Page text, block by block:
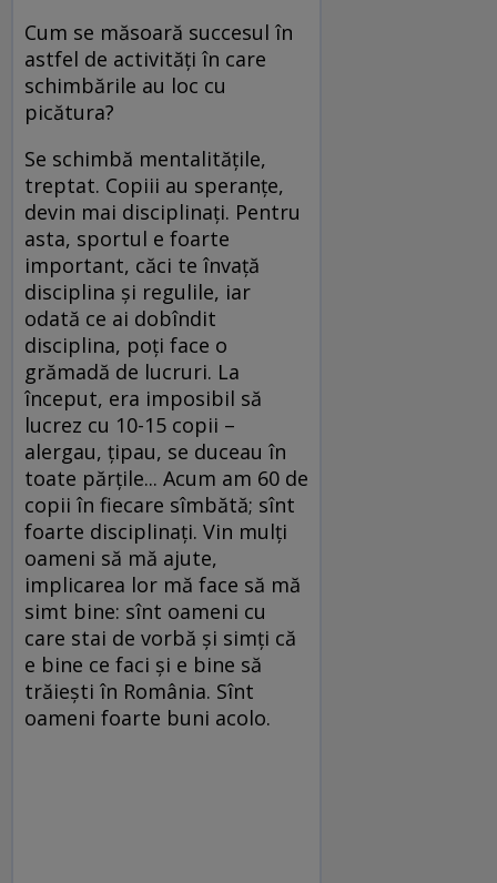
Cum se măsoară succesul în
astfel de activităţi în care
schimbările au loc cu
picătura?
Se schimbă mentalităţile,
treptat. Copiii au speranţe,
devin mai disciplinaţi. Pentru
asta, sportul e foarte
important, căci te învaţă
disciplina şi regulile, iar
odată ce ai dobîndit
disciplina, poţi face o
grămadă de lucruri. La
început, era imposibil să
lucrez cu 10-15 copii –
alergau, ţipau, se duceau în
toate părţile... Acum am 60 de
copii în fiecare sîmbătă; sînt
foarte disciplinaţi. Vin mulţi
oameni să mă ajute,
implicarea lor mă face să mă
simt bine: sînt oameni cu
care stai de vorbă şi simţi că
e bine ce faci şi e bine să
trăieşti în România. Sînt
oameni foarte buni acolo.